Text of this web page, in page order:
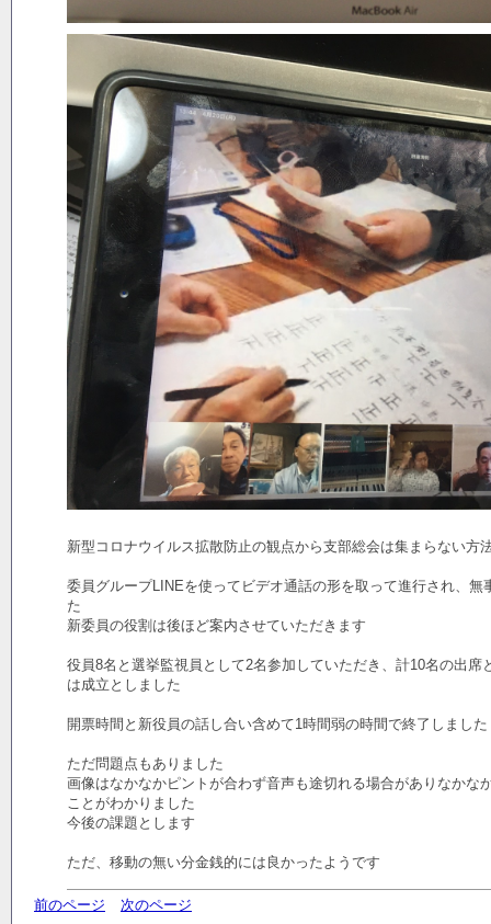
新型コロナウイルス拡散防止の観点から支部総会は集まらない方
委員グループLINEを使ってビデオ通話の形を取って進行され、無
た
新委員の役割は後ほど案内させていただきます
役員8名と選挙監視員として2名参加していただき、計10名の出席
は成立としました
開票時間と新役員の話し合い含めて1時間弱の時間で終了しました
ただ問題点もありました
画像はなかなかピントが合わず音声も途切れる場合がありなかな
ことがわかりました
今後の課題とします
ただ、移動の無い分金銭的には良かったようです
前のページ 次のページ